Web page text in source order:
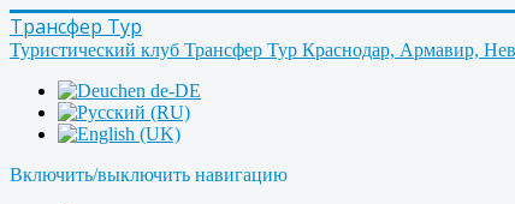
Трансфер Тур
Туристический клуб Трансфер Тур Краснодар, Армавир,
Включить/выключить навигацию